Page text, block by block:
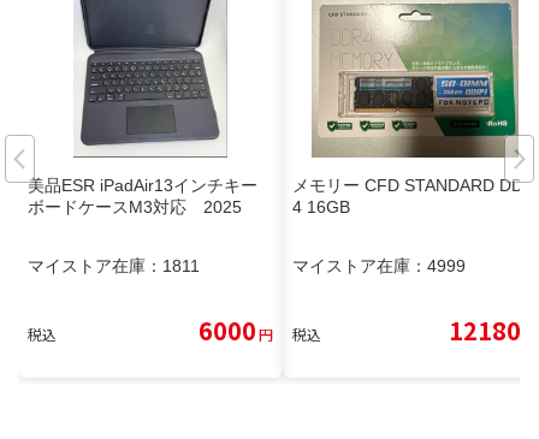
美品ESR iPadAir13インチキー
ボードケースM3対応 2025
マイストア在庫： 1811
税込 6000円
メモリー CFD STANDARD DDR
4 16GB
マイストア在庫： 4999
税込 12180